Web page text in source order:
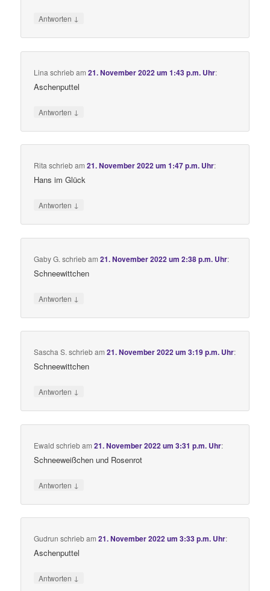
Antworten ↓
Lina schriebam21. November 2022 um 1:43 p.m. Uhr:
Aschenputtel
Antworten ↓
Rita schriebam21. November 2022 um 1:47 p.m. Uhr:
Hans im Glück
Antworten ↓
Gaby G. schriebam21. November 2022 um 2:38 p.m. Uhr:
Schneewittchen
Antworten ↓
Sascha S. schriebam21. November 2022 um 3:19 p.m. Uhr:
Schneewittchen
Antworten ↓
Ewald schriebam21. November 2022 um 3:31 p.m. Uhr:
Schneeweißchen und Rosenrot
Antworten ↓
Gudrun schriebam21. November 2022 um 3:33 p.m. Uhr:
Aschenputtel
Antworten ↓